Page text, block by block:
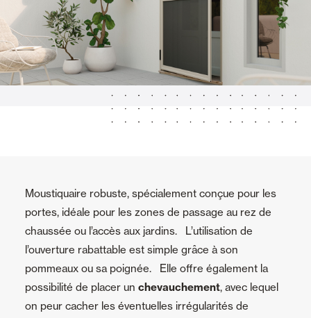
Moustiquaire robuste, spécialement conçue pour les
portes, idéale pour les zones de passage au rez de
chaussée ou l’accès aux jardins. L’utilisation de
l’ouverture rabattable est simple grâce à son
pommeaux ou sa poignée. Elle offre également la
possibilité de placer un chevauchement, avec lequel
on peur cacher les éventuelles irrégularités de